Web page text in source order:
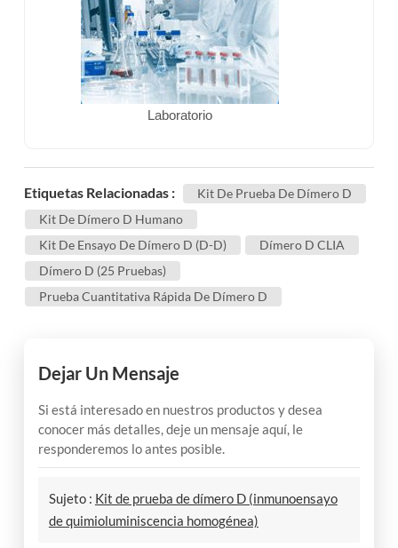
Laboratorio
Etiquetas Relacionadas :
Kit De Prueba De Dímero D
Kit De Dímero D Humano
Kit De Ensayo De Dímero D (D-D)
Dímero D CLIA
Dímero D (25 Pruebas)
Prueba Cuantitativa Rápida De Dímero D
Dejar Un Mensaje
Si está interesado en nuestros productos y desea
conocer más detalles, deje un mensaje aquí, le
responderemos lo antes posible.
Sujeto : Kit de prueba de dímero D (inmunoensayo
de quimioluminiscencia homogénea)